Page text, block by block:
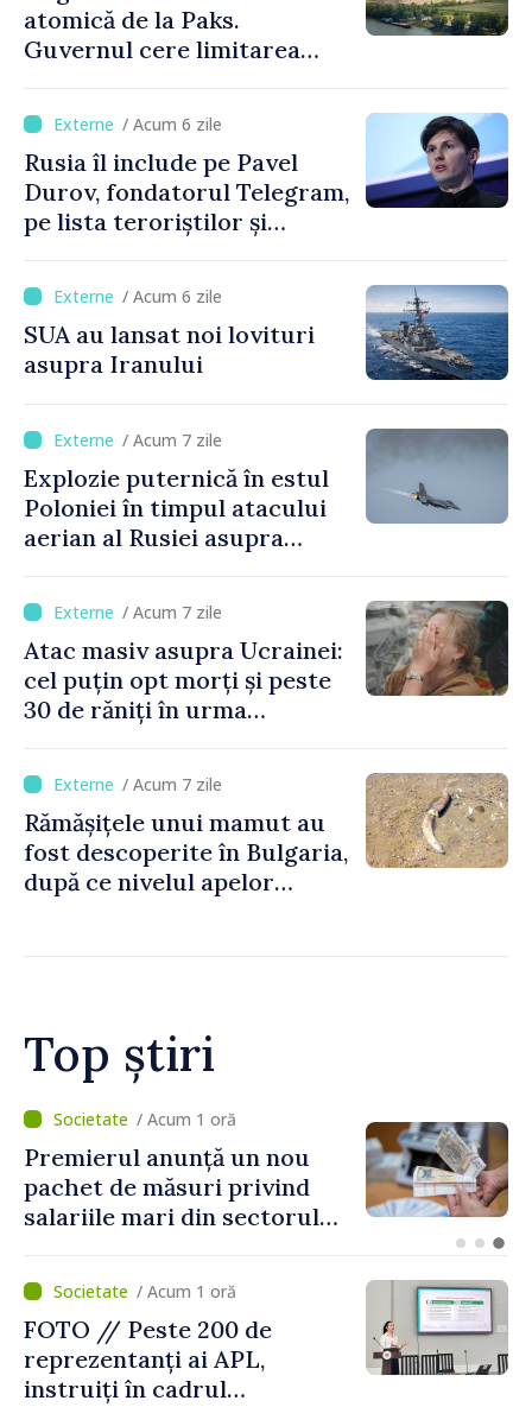
atomică de la Paks.
Guvernul cere limitarea
/ Acum 6 zile
Rusia îl include pe Pavel
Durov, fondatorul Telegram,
pe lista teroriștilor și
/ Acum 6 zile
SUA au lansat noi lovituri
asupra Iranului
/ Acum 7 zile
Explozie puternică în estul
Poloniei în timpul atacului
aerian al Rusiei asupra
/ Acum 7 zile
Atac masiv asupra Ucrainei:
cel puțin opt morți și peste
30 de răniți în urma
/ Acum 7 zile
Rămășițele unui mamut au
fost descoperite în Bulgaria,
după ce nivelul apelor
Top știri
/ Acum 33 minute
Agenda evenimentelor, joi, 6
august
/ Acum 1 oră
FOTO // Peste 200 de
reprezentanți ai APL,
instruiți în cadrul